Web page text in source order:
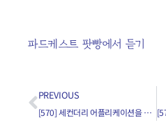
파드케스트 팟빵에서 듣기
PREVIOUS
[570] 세컨더리 어플리케이션을 남들보다 뛰어나 보이게 제출하는 비결은?(1)